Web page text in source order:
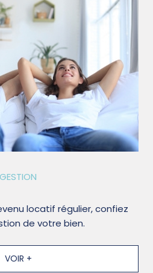
GESTION
locatif régulier, confiez
de votre bien.
VOIR +